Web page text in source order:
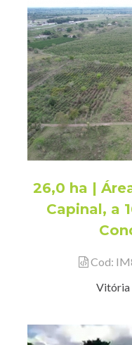
26,0 ha |
Capinal, a
Cod:
Vitória